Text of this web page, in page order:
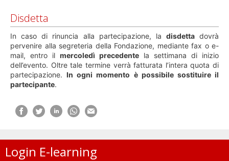
Disdetta
In caso di rinuncia alla partecipazione, la disdettadovrà
pervenire alla segreteria della Fondazione, mediante fax o e-
mail, entro il mercoledì precedente la settimana di inizio
dell’evento. Oltre tale termine verrà fatturata l’intera quota di
partecipazione.In ogni momento è possibile sostituire il
partecipante.
Login E-learning